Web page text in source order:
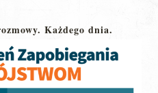
Każdego dnia.